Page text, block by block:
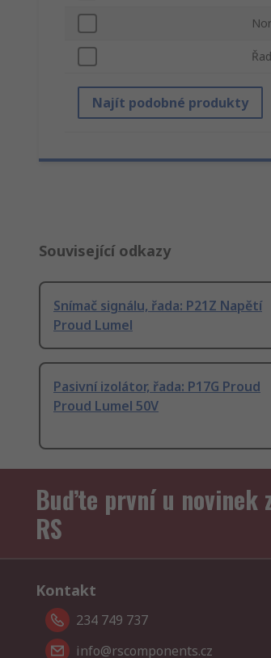
Najít podobné produkty
Související odkazy
Snímač signálu, řada: P21Z Napětí
Proud Lumel
Pasivní izolátor, řada: P17G Proud
Proud Lumel 50V
Buďte první u novinek
RS
Kontakt
234 749 737
info@rscomponents.cz